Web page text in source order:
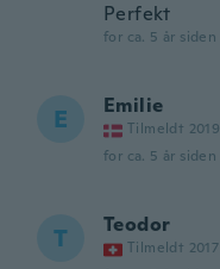
Perfekt
for ca. 5 år siden
E Emilie
Tilmeldt 2019
for ca. 5 år siden
T Teodor
Tilmeldt 2017